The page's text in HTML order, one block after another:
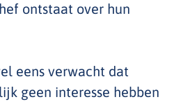
ontstaat over hun
eens verwacht dat
geen interesse hebben